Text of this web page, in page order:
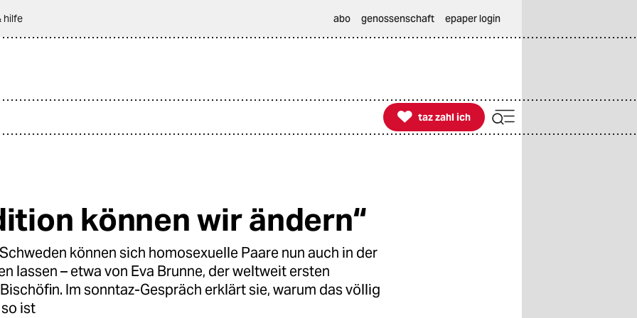
hilfe abo genossenschaft epaper login

taz zahl ich
taz zahl ich
können wir ändern“
können sich homosexuelle Paare nun auch in der
lassen – etwa von Eva Brunne, der weltweit ersten
Im sonntaz-Gespräch erklärt sie, warum das völlig
ist